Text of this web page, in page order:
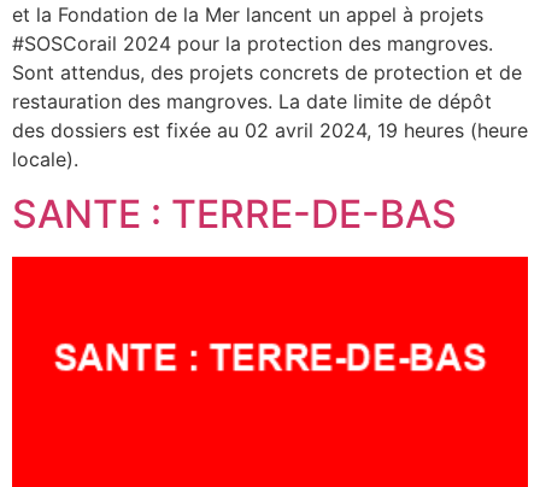
et la Fondation de la Mer lancent un appel à projets
#SOSCorail 2024 pour la protection des mangroves.
Sont attendus, des projets concrets de protection et de
restauration des mangroves. La date limite de dépôt
des dossiers est fixée au 02 avril 2024, 19 heures (heure
locale).
SANTE : TERRE-DE-BAS